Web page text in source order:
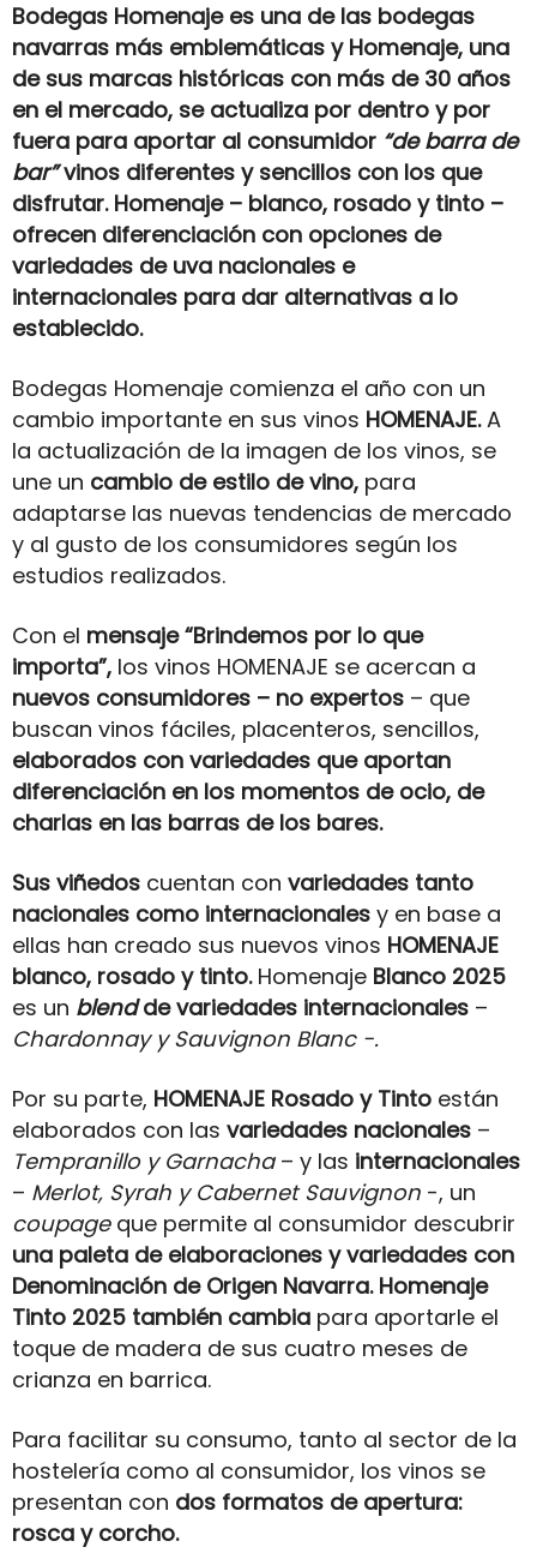
Bodegas Homenaje es una de las bodegas
navarras más emblemáticas y Homenaje, una
de sus marcas históricas con más de 30 años
en el mercado, se actualiza por dentro y por
fuera para aportar al consumidor “de barra de
bar”vinos diferentes y sencillos con los que
disfrutar. Homenaje – blanco, rosado y tinto –
ofrecen diferenciación con opciones de
variedades de uva nacionales e
internacionales para dar alternativas a lo
establecido.
Bodegas Homenaje comienza el año con un
cambio importante en sus vinos HOMENAJE.A
la actualización de la imagen de los vinos, se
une un cambio de estilo de vino, para
adaptarse las nuevas tendencias de mercado
y al gusto de los consumidores según los
estudios realizados.
Con el mensaje “Brindemos por lo que
importa”, los vinos HOMENAJE se acercan a
nuevos consumidores – no expertos – que
buscan vinos fáciles, placenteros, sencillos,
elaborados con variedades que aportan
diferenciación en los momentos de ocio, de
charlas en las barras de los bares.
Sus viñedos cuentan con variedades tanto
nacionales como internacionales y en base a
ellas han creado sus nuevos vinos HOMENAJE
blanco, rosado y tinto.Homenaje Blanco 2025
es un blendde variedades internacionales –
Chardonnay y Sauvignon Blanc -.
Por su parte, HOMENAJE Rosado y Tinto están
elaborados con las variedades nacionales –
Tempranillo y Garnacha– y las internacionales
– Merlot, Syrah y Cabernet Sauvignon -, un
coupage que permite al consumidor descubrir
una paleta de elaboraciones y variedades con
Denominación de Origen Navarra. Homenaje
Tinto 2025 también cambia para aportarle el
toque de madera de sus cuatro meses de
crianza en barrica.
Para facilitar su consumo, tanto al sector de la
hostelería como al consumidor, los vinos se
presentan con dos formatos de apertura:
rosca y corcho.